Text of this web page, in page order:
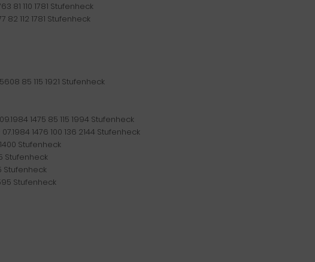
81 110 1781 Stufenheck
82 112 1781 Stufenheck
85 115 1921 Stufenheck
1475 85 115 1994 Stufenheck
1476 100 136 2144 Stufenheck
Stufenheck
Stufenheck
Stufenheck
Stufenheck